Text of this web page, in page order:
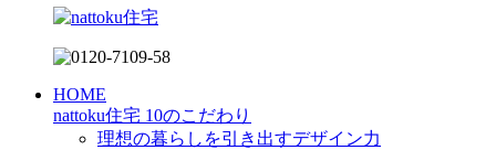
HOME
nattoku住宅 10のこだわり
理想の暮らしを引き出すデザイン力